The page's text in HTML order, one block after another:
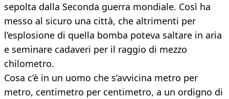
sepolta dalla Seconda guerra mondiale. Così ha
messo al sicuro una città, che altrimenti per
l’esplosione di quella bomba poteva saltare in aria
e seminare cadaveri per il raggio di mezzo
chilometro.
Cosa c’è in un uomo che s’avvicina metro per
metro, centimetro per centimetro, a un ordigno di